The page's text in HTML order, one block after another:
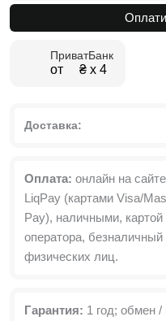
под
155x121.5x21.6
ПриватБанк
от ₴ х 4
Доставка:
Оплата: онлайн на
LiqPay (картами Visa/
Pay), наличными, картой
оператора,
физических лиц.
Гарантия: 1 год; обмен /